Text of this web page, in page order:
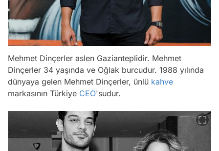
Mehmet Dinçerler aslen Gazianteplidir. Mehmet
Dinçerler 34 yaşında ve Oğlak burcudur. 1988 yılında
dünyaya gelen Mehmet Dinçerler, ünlü kahve
markasının Türkiye CEO'sudur.